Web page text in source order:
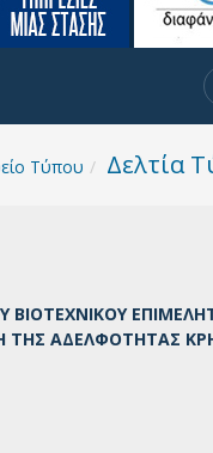
Τύπου Δελτία
ΤΗΣ ΑΔΕΛΦΟΤΗΤΑΣ